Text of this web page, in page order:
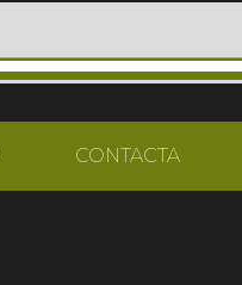
CONTACTA